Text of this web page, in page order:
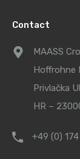
Contact
MAASS
Hoffrohne
Privlačka
HR –
+49 (0)